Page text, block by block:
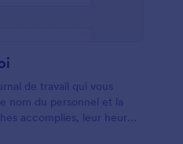
votre lieu de travail
de travail qui vous
nom du personnel et la
accomplies, leur heure